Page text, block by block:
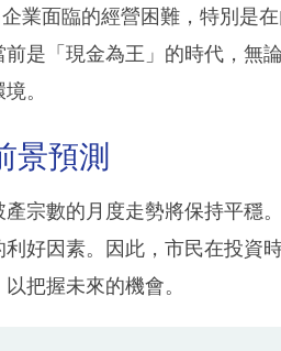
業面臨的經營困難，特別是
是「現金為王」的時代，無
。
景預測
宗數的月度走勢將保持平穩
好因素。因此，市民在投資
把握未來的機會。